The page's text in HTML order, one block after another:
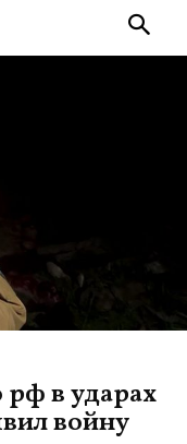
в ударах
войну